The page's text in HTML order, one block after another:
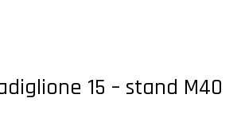
15 – stand M40